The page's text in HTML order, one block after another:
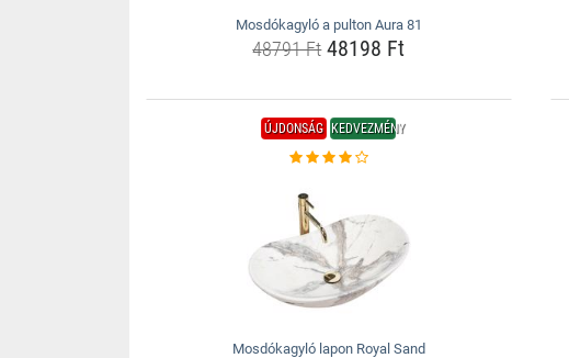
Mosdókagyló a pulton Aura 81
48791 Ft48198 Ft
ÚJDONSÁG KEDVEZMÉNY
Mosdókagyló lapon Royal Sand